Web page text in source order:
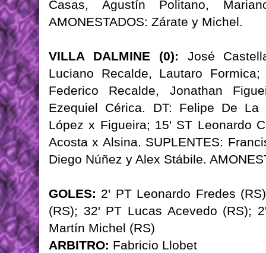
Casas, Agustín Politano,
AMONESTADOS: Zárate y Michel.
VILLA DALMINE (0): José
Luciano Recalde, Lautaro
Federico Recalde, Jonathan
Ezequiel Cérica. DT: Felipe De
López x Figueira; 15' ST Leonardo
Acosta x Alsina. SUPLENTES:
Diego Núñez y Alex Stábile.
GOLES: 2' PT Leonardo Fredes
(RS); 32' PT Lucas Acevedo (RS);
Martín Michel (RS)
ARBITRO: Fabricio Llobet